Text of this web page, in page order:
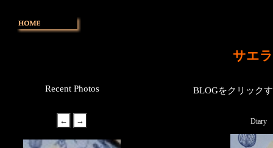
サエ
Recent Photos BLOGをクリック
Diary